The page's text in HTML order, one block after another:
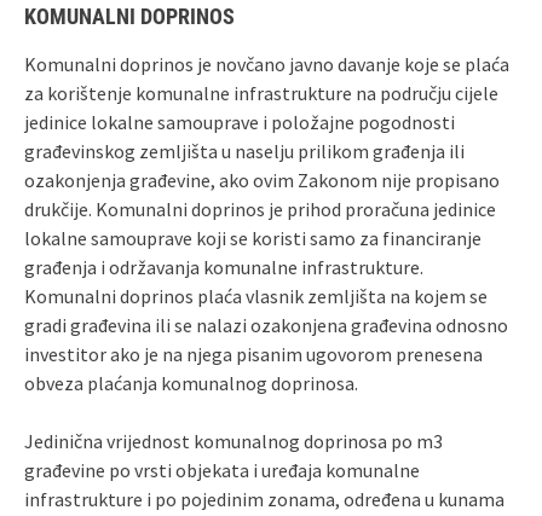
KOMUNALNI DOPRINOS
Komunalni doprinos je novčano javno davanje koje se plaća
za korištenje komunalne infrastrukture na području cijele
jedinice lokalne samouprave i položajne pogodnosti
građevinskog zemljišta u naselju prilikom građenja ili
ozakonjenja građevine, ako ovim Zakonom nije propisano
drukčije. Komunalni doprinos je prihod proračuna jedinice
lokalne samouprave koji se koristi samo za financiranje
građenja i održavanja komunalne infrastrukture.
Komunalni doprinos plaća vlasnik zemljišta na kojem se
gradi građevina ili se nalazi ozakonjena građevina odnosno
investitor ako je na njega pisanim ugovorom prenesena
obveza plaćanja komunalnog doprinosa.
Jedinična vrijednost komunalnog doprinosa po m3
građevine po vrsti objekata i uređaja komunalne
infrastrukture i po pojedinim zonama, određena u kunama